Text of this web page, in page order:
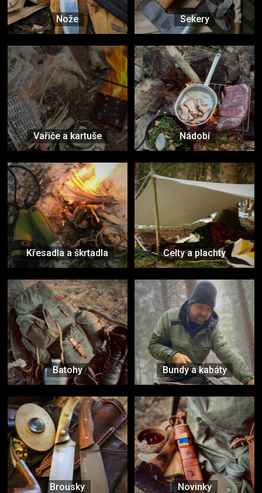
Nože Sekery
Vařiče a kartuše Nádobí
Křesadla a škrtadla Celty a plachty
Batohy Bundy a kabáty
Brousky Novinky